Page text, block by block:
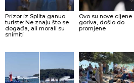
Prizor iz Splita ganuo
turiste: Ne znaju što se
događa, ali morali su
snimiti
Ovo su nove cijene
goriva, došlo do
promjene